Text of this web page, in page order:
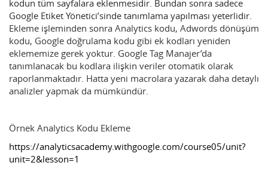
kodun tüm sayfalara eklenmesidir. Bundan sonra sadece
Google Etiket Yönetici’sinde tanımlama yapılması yeterlidir.
Ekleme işleminden sonra Analytics kodu, Adwords dönüşüm
kodu, Google doğrulama kodu gibi ek kodları yeniden
eklememize gerek yoktur. Google Tag Manajer’da
tanımlanacak bu kodlara ilişkin veriler otomatik olarak
raporlanmaktadır. Hatta yeni macrolara yazarak daha detaylı
analizler yapmak da mümkündür.
Örnek Analytics Kodu Ekleme
https://analyticsacademy.withgoogle.com/course05/unit?
unit=2&lesson=1